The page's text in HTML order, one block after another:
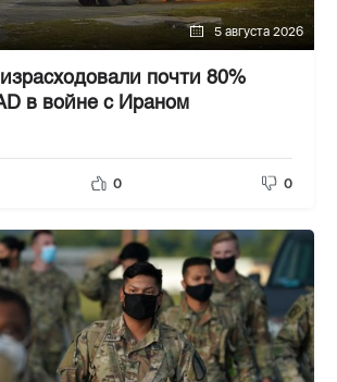
5 августа 2026
почти 80%
в войне с Ираном
0 0